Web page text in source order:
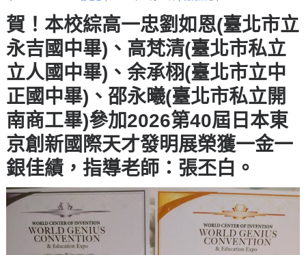
賀！本校綜高一忠劉如恩(臺北市立
永吉國中畢)、高梵清(臺北市私立
立人國中畢)、余承栩(臺北市立中
正國中畢)、邵永曦(臺北市私立開
南商工畢)參加2026第40屆日本東
京創新國際天才發明展榮獲一金一
銀佳績，指導老師：張丕白。